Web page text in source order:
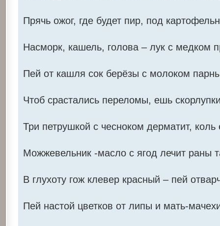
Прячь ожог, где будет пир, под
Насморк, кашель, голова – лук с медком
Пей от кашля сок берёзы с молоком
Чтоб срастались переломы, ешь
Три петрушкой с чесноком дерматит, коль
Можжевельник -масло с ягод лечит раны
В глухоту гож клевер красный – пей
Пей настой цветков от липы и мать-